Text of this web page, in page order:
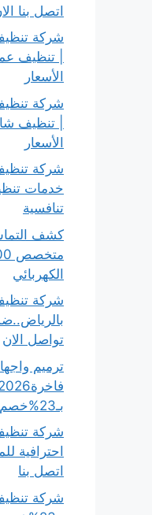
اتصل بنا
شركة
| تنظيف
الأسعار
شركة
| تنظيف
الأسعار
شركة
خدمات
تنافسية
كشف
الكهربائي
شركة
تواصل الان
ترميم
بـ23%خصم اتصل الان
شركة
اتصل بنا
شركة